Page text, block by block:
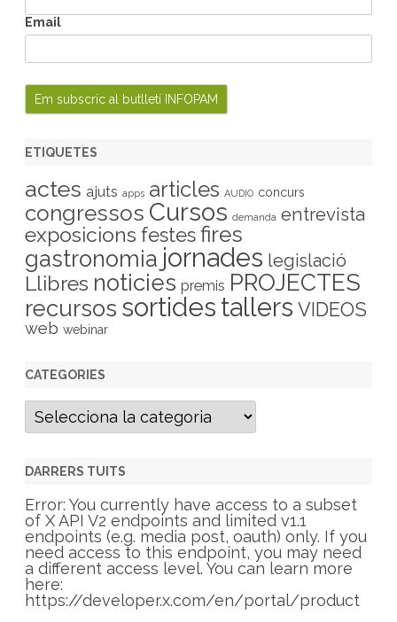
Email
ETIQUETES
actes ajuts apps articles AUDIO concurs
congressos Cursos demanda entrevista
exposicions festesfires
gastronomia jornades legislació
Llibres noticies premis PROJECTES
recursos sortides tallers VIDEOS
web webinar
CATEGORIES
C
t
g
r
i
e
s
DARRERS TUITS
Error: You currently have access to a subset
of X API V2 endpoints and limited v1.1
endpoints (e.g. media post, oauth) only. If you
need access to this endpoint, you may need
a different access level. You can learn more
here:
https://developer.x.com/en/portal/product